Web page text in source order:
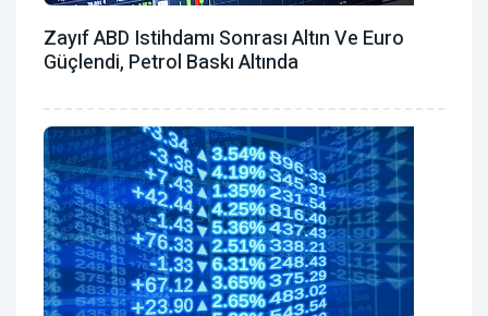
Zayıf ABD Istihdamı Sonrası Altın Ve Euro
Güçlendi, Petrol Baskı Altında